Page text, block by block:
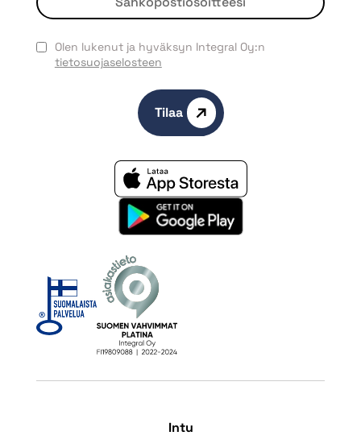
Olen lukenut ja hyväksyn Integral Oy:n
tietosuojaselosteen
Tilaa
Intu